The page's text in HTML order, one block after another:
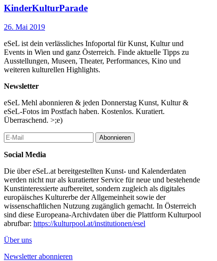
KinderKulturParade
26. Mai 2019
eSeL ist dein verlässliches Infoportal für Kunst, Kultur und
Events in Wien und ganz Österreich. Finde aktuelle Tipps zu
Ausstellungen, Museen, Theater, Performances, Kino und
weiteren kulturellen Highlights.
Newsletter
eSeL Mehl abonnieren & jeden Donnerstag Kunst, Kultur &
eSeL-Fotos im Postfach haben. Kostenlos. Kuratiert.
Überraschend. >;e)
Abonnieren
Social Media
Die über eSeL.at bereitgestellten Kunst- und Kalenderdaten
werden nicht nur als kuratierter Service für neue und bestehende
Kunstinteressierte aufbereitet, sondern zugleich als digitales
europäisches Kulturerbe der Allgemeinheit sowie der
wissenschaftlichen Nutzung zugänglich gemacht. In Österreich
sind diese Europeana-Archivdaten über die Plattform Kulturpool
abrufbar: https://kulturpool.at/institutionen/esel
Über uns
Newsletter abonnieren